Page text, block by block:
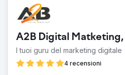
La sfida principale era
organico rilevante per la
era trovare modi per iniziare con
ottenere risultati per i clienti.
Soluzione
A2B Digital Matketing,
I tuoi guru del marketing digitale
4 recensioni